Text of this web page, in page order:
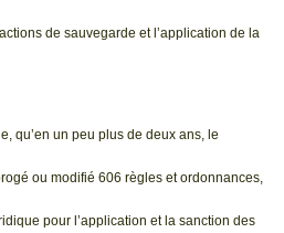
de sauvegarde et l’application de la
qu’en un peu plus de deux ans, le
ou modifié 606 règles et ordonnances,
pour l’application et la sanction des